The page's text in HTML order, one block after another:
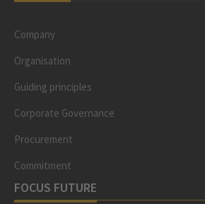
Company
Organisation
Guiding principles
Corporate Governance
Procurement
Commitment
FOCUS FUTURE